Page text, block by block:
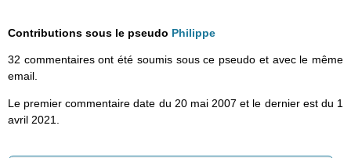
Contributions sous le pseudo Philippe
32 commentaires ont été soumis sous ce pseudo et avec le même
email.
Le premier commentaire date du 20 mai 2007 et le dernier est du 1
avril 2021.